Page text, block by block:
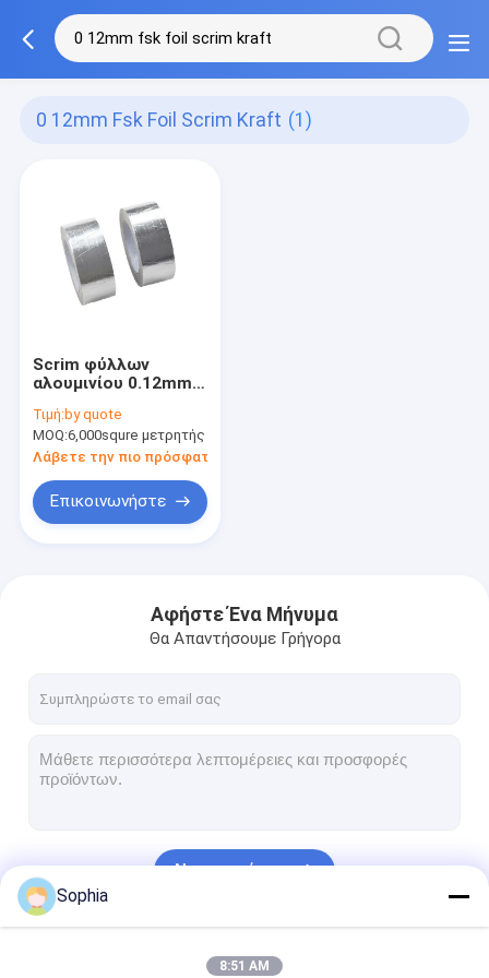
0 12mm Fsk Foil Scrim Kraft (1)
Scrim φύλλων
αλουμινίου 0.12mm
κόλλα ρητίνης
υψηλής επίδοσης
της Kraft
Τιμή:by quote
MOQ:6,000squre μετρητής
Λάβετε την πιο πρόσφατη τιμή
Επικοινωνήστε
Αφήστε Ένα Μήνυμα
Θα Απαντήσουμε Γρήγορα
Να συνεχίσει
Sophia
8:51 AM